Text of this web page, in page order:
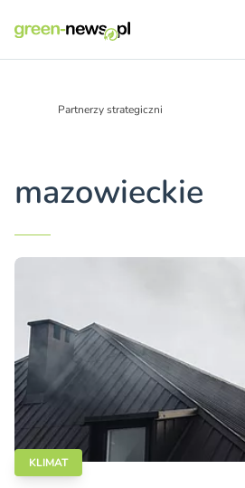
Partnerzy strategiczni
mazowieckie
KLIMAT